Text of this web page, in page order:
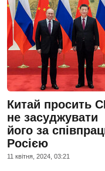
Китай просить
не засуджувати
його за
Росією
11 квiтня, 2024, 03:21